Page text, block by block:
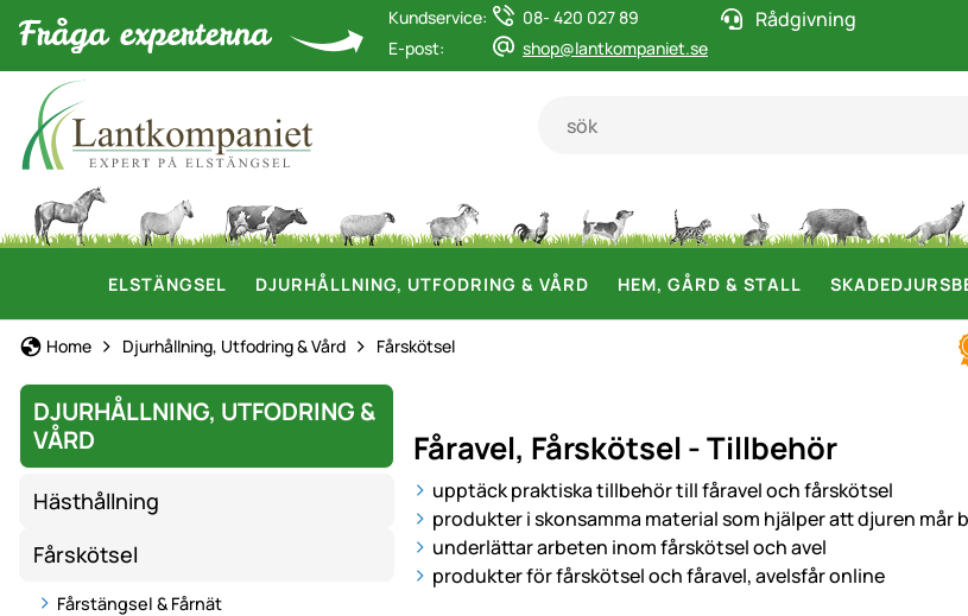
Kundservice:
08- 420 027 89
E-post:
shop@lantkompaniet.se
Rådgivning
ELSTÄNGSEL DJURHÅLLNING, UTFODRING & VÅRD HEM, GÅRD & STALL
Home Djurhållning, Utfodring & Vård Fårskötsel
DJURHÅLLNING, UTFODRING &
VÅRD
Hästhållning
Fårskötsel
Fårstängsel & Fårnät
Fåravel, Fårskötsel - Tillbehör
upptäck praktiska tillbehör till fåravel och fårskötsel
produkter i skonsamma material som hjälper att djuren mår
underlättar arbeten inom fårskötsel och avel
produkter för fårskötsel och fåravel, avelsfår online